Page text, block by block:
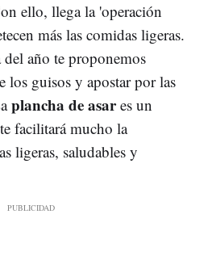
ello, llega la 'operación
más las comidas ligeras.
del año te proponemos
los guisos y apostar por las
plancha de asares un
facilitará mucho la
ligeras, saludables y